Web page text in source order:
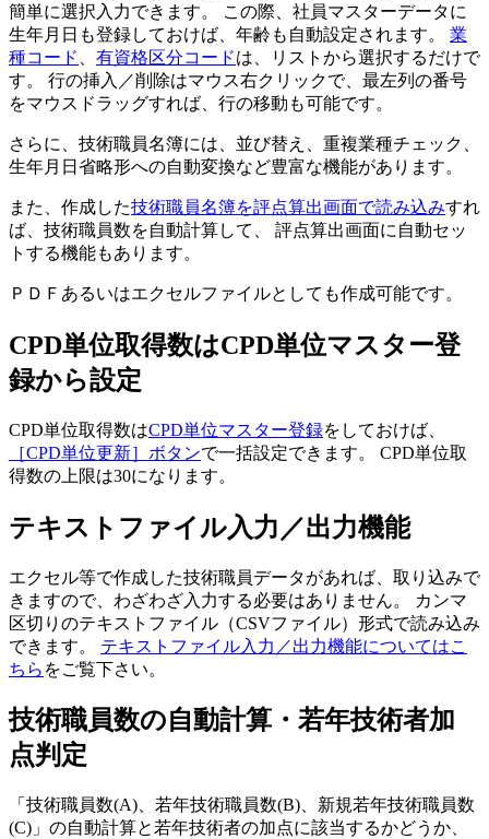
簡単に選択入力できます。 この際、社員マスターデータに
生年月日も登録しておけば、年齢も自動設定されます。 業
種コード
有資格区分コードは、リストから選択するだけで
す。 行の挿入／削除はマウス右クリックで、最左列の番号
をマウスドラッグすれば、行の移動も可能です。
さらに、技術職員名簿には、並び替え、重複業種チェック、
生年月日省略形への自動変換など豊富な機能があります。
また、作成した技術職員名簿を評点算出画面で読み込みすれ
ば、技術職員数を自動計算して、 評点算出画面に自動セッ
トする機能もあります。
ＰＤＦあるいはエクセルファイルとしても作成可能です。
CPD単位取得数はCPD単位マスター登
録から設定
CPD単位取得数はCPD単位マスター登録をしておけば、
［CPD単位更新］ボタンで一括設定できます。 CPD単位取
得数の上限は30になります。
テキストファイル入力／出力機能
エクセル等で作成した技術職員データがあれば、取り込みで
きますので、わざわざ入力する必要はありません。 カンマ
区切りのテキストファイル（CSVファイル）形式で読み込み
できます。 テキストファイル入力／出力機能についてはこ
ちら をご覧下さい。
技術職員数の自動計算・若年技術者加
点判定
「技術職員数(A)、若年技術職員数(B)、新規若年技術職員数
(C)」の自動計算と若年技術者の加点に該当するかどうか、